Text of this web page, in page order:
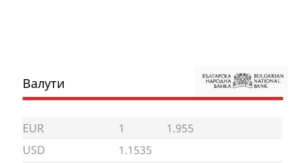
Валути
EUR 1
1.955
USD
1.1535